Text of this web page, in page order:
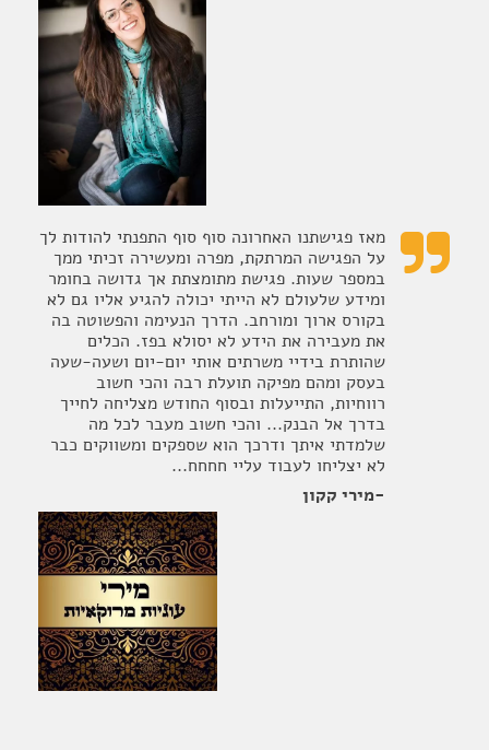

מאז פגישתנו האחרונה סוף סוף התפנתי להודות לך
על הפגישה המרתקת, מפרה ומעשירה זכיתי ממך
במספר שעות. פגישת מתומצתת אך גדושה בחומר
ומידע שלעולם לא הייתי יכולה להגיע אליו גם לא
בקורס ארוך ומורחב. הדרך הנעימה והפשוטה בה
את מעבירה את הידע לא יסולא בפז. הכלים
שהותרת בידיי משרתים אותי יום-יום ושעה-שעה
בעסק ומהם מפיקה תועלת רבה והכי חשוב
רווחיות, התייעלות ובסוף החודש מצליחה לחייך
בדרך אל הבנק... והכי חשוב מעבר לכל מה
שלמדתי איתך ודרכך הוא שספקים ומשווקים כבר
לא יצליחו לעבוד עליי חחחח...
-מירי קקון